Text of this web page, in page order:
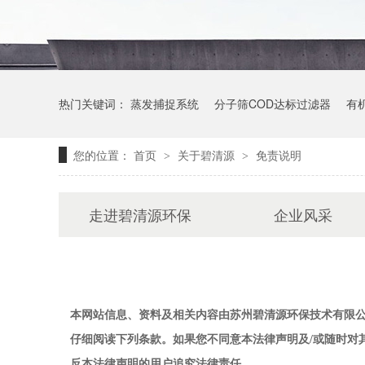
热门关键词： 蒸发捕捉系统 分子筛COD达标过滤器 有
您的位置： 首页 > 关于碧清源 > 免责说明
走进碧清源环保 企业风采
本网站信息、资料及相关内容由苏州碧清源环保技术有限
仔细阅读下列条款。如果您不同意本法律声明及/或随时